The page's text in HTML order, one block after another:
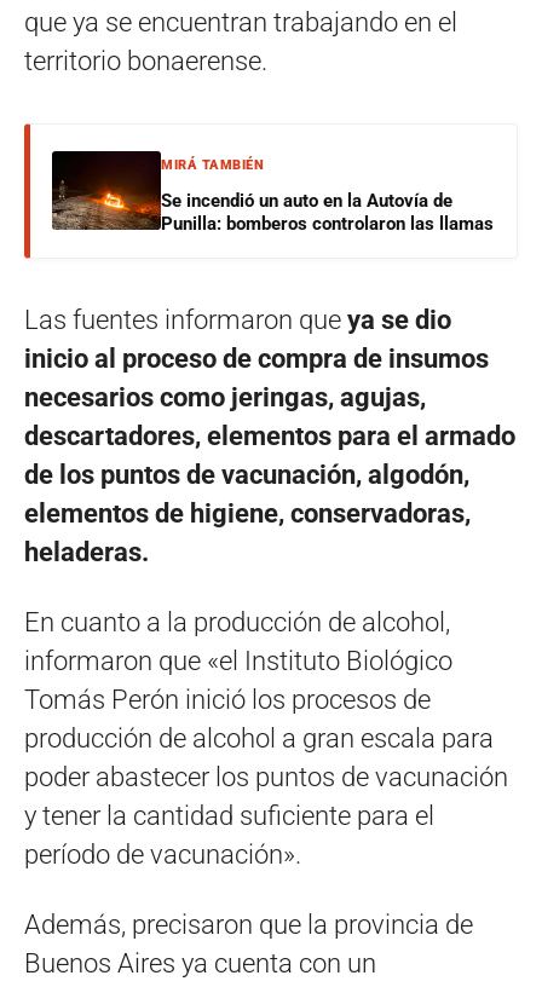
que ya se encuentran trabajando en el
territorio bonaerense.
MIRÁ TAMBIÉN
Se incendió un auto en la Autovía de
Punilla: bomberos controlaron las llamas
Las fuentes informaron que ya se dio
inicio al proceso de compra de insumos
necesarios como jeringas, agujas,
descartadores, elementos para el armado
de los puntos de vacunación, algodón,
elementos de higiene, conservadoras,
heladeras.
En cuanto a la producción de alcohol,
informaron que «el Instituto Biológico
Tomás Perón inició los procesos de
producción de alcohol a gran escala para
poder abastecer los puntos de vacunación
y tener la cantidad suficiente para el
período de vacunación».
Además, precisaron que la provincia de
Buenos Aires ya cuenta con un